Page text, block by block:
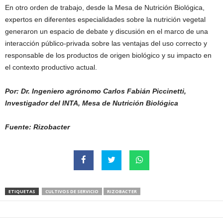
En otro orden de trabajo, desde la Mesa de Nutrición Biológica,
expertos en diferentes especialidades sobre la nutrición vegetal
generaron un espacio de debate y discusión en el marco de una
interacción público-privada sobre las ventajas del uso correcto y
responsable de los productos de origen biológico y su impacto en
el contexto productivo actual.
Por: Dr. Ingeniero agrónomo Carlos Fabián Piccinetti,
Investigador del INTA, Mesa de Nutrición Biológica
Fuente: Rizobacter
ETIQUETAS CULTIVOS DE SERVICIO RIZOBACTER